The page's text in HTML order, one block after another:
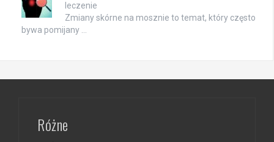
leczenie
Zmiany skórne na mosznie to temat, który często
bywa pomijany …
Różne